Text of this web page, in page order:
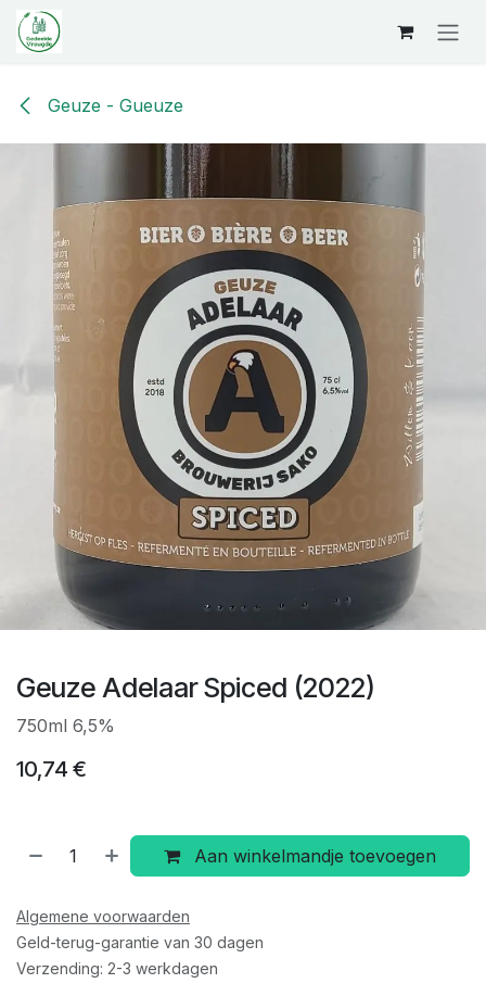
Overslaan naar inhoud
Geuze - Gueuze
Geuze Adelaar Spiced (2022)
750ml 6,5%
10,74 €
Aan winkelmandje toevoegen
Algemene voorwaarden
Geld-terug-garantie van 30 dagen
Verzending: 2-3 werkdagen